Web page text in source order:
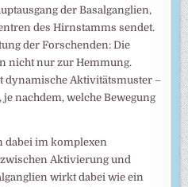
der Basalganglien,
des Hirnstamms sendet.
der Forschenden: Die
nicht nur zur Hemmung.
dynamische Aktivitätsmuster –
nachdem, welche Bewegung
dabei im komplexen
Aktivierung und
wirkt dabei wie ein